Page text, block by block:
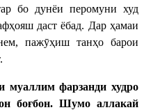
бо дунёи перомуни худ
даст ёбад. Дар ҳамаи
пажӯҳиш танҳо барои
муаллим фарзанди худро
боғбон. Шумо аллакай